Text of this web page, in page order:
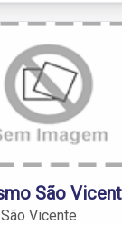
São
Vicente